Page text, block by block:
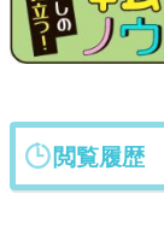
閲覧履歴